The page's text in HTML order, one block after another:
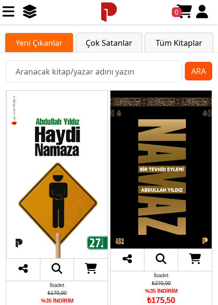
0
Yeni Çıkanlar Çok Satanlar Tüm Kitaplar
ARA
İbadet
₺170,00
%35 İNDİRİM
İbadet
₺270,00
%35 İNDİRİM
₺175,50